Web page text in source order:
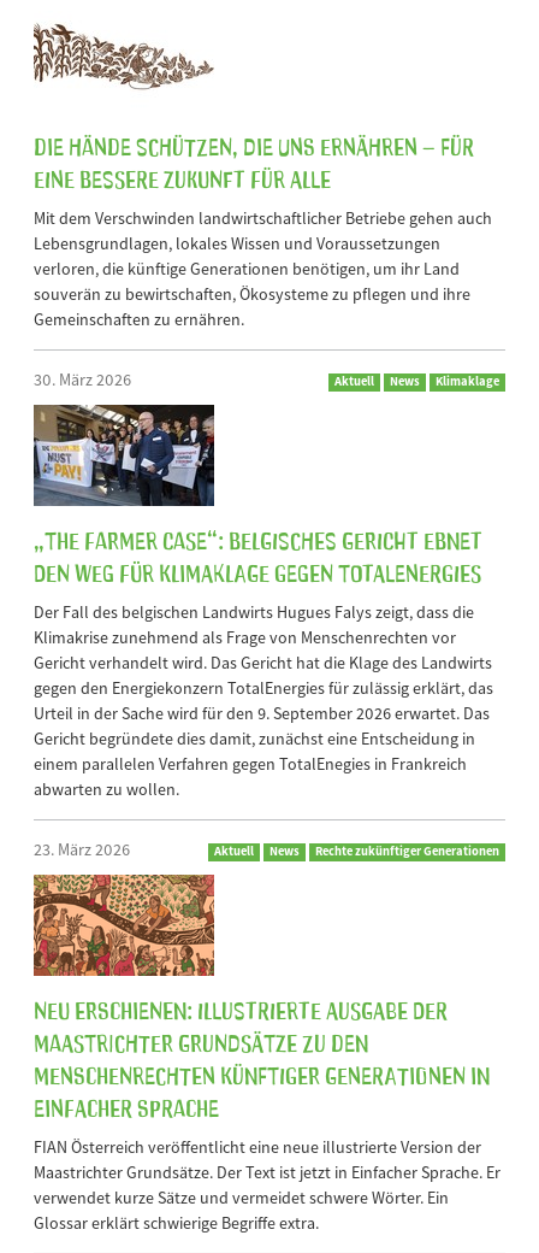
Die Hände schützen, die uns ernähren – für
eine bessere Zukunft für alle
Mit dem Verschwinden landwirtschaftlicher Betriebe gehen auch
Lebensgrundlagen, lokales Wissen und Voraussetzungen
verloren, die künftige Generationen benötigen, um ihr Land
souverän zu bewirtschaften, Ökosysteme zu pflegen und ihre
Gemeinschaften zu ernähren.
30. März 2026 Aktuell News Klimaklage
„The Farmer Case“: Belgisches Gericht ebnet
den Weg für Klimaklage gegen TotalEnergies
Der Fall des belgischen Landwirts Hugues Falys zeigt, dass die
Klimakrise zunehmend als Frage von Menschenrechten vor
Gericht verhandelt wird. Das Gericht hat die Klage des Landwirts
gegen den Energiekonzern TotalEnergies für zulässig erklärt, das
Urteil in der Sache wird für den 9. September 2026 erwartet. Das
Gericht begründete dies damit, zunächst eine Entscheidung in
einem parallelen Verfahren gegen TotalEnegies in Frankreich
abwarten zu wollen.
23. März 2026 Aktuell News Rechte zukünftiger Generationen
Neu erschienen: Illustrierte Ausgabe der
Maastrichter Grundsätze zu den
Menschenrechten künftiger Generationen in
Einfacher Sprache
FIAN Österreich veröffentlicht eine neue illustrierte Version der
Maastrichter Grundsätze. Der Text ist jetzt in Einfacher Sprache. Er
verwendet kurze Sätze und vermeidet schwere Wörter. Ein
Glossar erklärt schwierige Begriffe extra.